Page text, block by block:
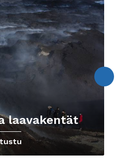
laavakentät